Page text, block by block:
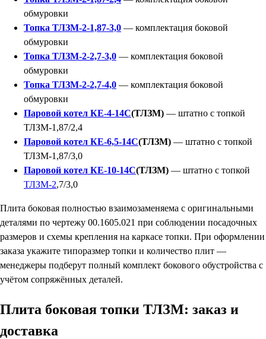
обмуровки
Топка ТЛЗМ-2-1,87-3,0 — комплектация боковой
обмуровки
Топка ТЛЗМ-2-2,7-3,0 — комплектация боковой
обмуровки
Топка ТЛЗМ-2-2,7-4,0 — комплектация боковой
обмуровки
Паровой котел КЕ-4-14С(ТЛЗМ) — штатно с топкой
ТЛЗМ-1,87/2,4
Паровой котел КЕ-6,5-14С(ТЛЗМ) — штатно с топкой
ТЛЗМ-1,87/3,0
Паровой котел КЕ-10-14С(ТЛЗМ) — штатно с топкой
ТЛЗМ-2,7/3,0
Плита боковая полностью взаимозаменяема с оригинальными
деталями по чертежу 00.1605.021 при соблюдении посадочных
размеров и схемы крепления на каркасе топки. При оформлении
заказа укажите типоразмер топки и количество плит —
менеджеры подберут полный комплект бокового обустройства с
учётом сопряжённых деталей.
Плита боковая топки ТЛЗМ: заказ и
доставка